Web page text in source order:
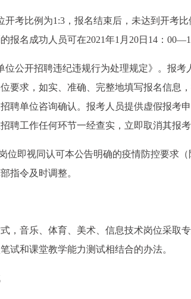
开考比例为1:3，报名结束后，未达到开考
报名成功人员可在2021年1月20日14：
位公开招聘违纪违规行为处理规定》。报
要求，如实、准确、完整地填写报名信息
聘单位咨询确认。报考人员提供虚假报考
聘工作任何环节一经查实，立即取消其报考
位即视同认可本公告明确的疫情防控要求
指令及时调整。
，音乐、体育、美术、信息技术岗位采取
试和课堂教学能力测试相结合的办法。